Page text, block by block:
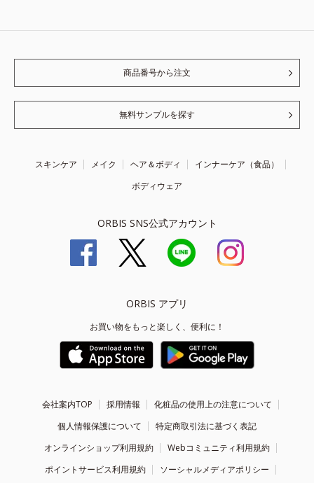
商品番号から注文
無料サンプルを探す
スキンケア メイク ヘア＆ボディ
インナーケア（食品）
ボディウェア
ORBIS SNS公式アカウント
ORBIS アプリ
お買い物をもっと楽しく、便利に！
会社案内TOP 採用情報
化粧品の使用上の注意について
個人情報保護について
特定商取引法に基づく表記
オンラインショップ利用規約
Webコミュニティ利用規約
ポイントサービス利用規約
ソーシャルメディアポリシー